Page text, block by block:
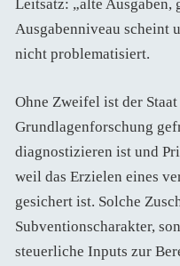
Leitsatz: „alte Ausgaben,
Ausgabenniveau scheint
nicht problematisiert.
Ohne Zweifel ist der
Grundlagenforschung
diagnostizieren ist und
weil das Erzielen eines
gesichert ist. Solche
Subventionscharakter,
steuerliche Inputs zur